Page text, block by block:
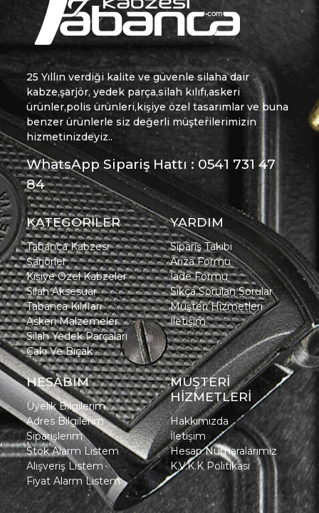
25 Yıllın verdiği kalite ve güvenle silaha dair
kabze,şarjör, yedek parça,silah kılıfı,askeri
ürünler,polis ürünleri,kişiye özel tasarımlar ve buna
benzer ürünlerle siz değerli müşterilerimizin
hizmetinizdeyiz..
WhatsApp Sipariş Hattı : 0541 731 47
84
KATEGORİLER
Tabanca Kabzesi
Şarjörler
Kişiye Özel Kabzeler
Silah Aksesuar
Tabanca Kılıfları
Askeri Malzemeler
Silah Yedek Parçaları
Çakı Ve Bıçak
YARDIM
Sipariş Takibi
Arıza Formu
İade Formu
Sıkça Sorulan Sorular
Müşteri Hizmetleri
İletişim
HESABIM
Üyelik Bilgilerim
Adres Bilgilerim
Siparişlerim
Stok Alarm Listem
Alışveriş Listem
Fiyat Alarm Listem
MÜŞTERİ
HİZMETLERİ
Hakkımızda
İletişim
Hesap Numaralarımız
K.V.K.K Politikası